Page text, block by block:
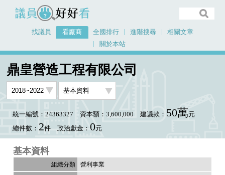
議員好好看
找議員 看廠商 全國排行 進階搜尋
相關文章
關於本站
鼎皇營造工程有限公司
統一編號：24363327 資本額：3,600,000 建議款： 50萬元
總件數： 2件 政治獻金： 0元
基本資料
營利事業